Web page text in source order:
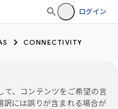
ログイン
CONNECTIVITY
、コンテンツをご希望の言
訳には誤りが含まれる場合が